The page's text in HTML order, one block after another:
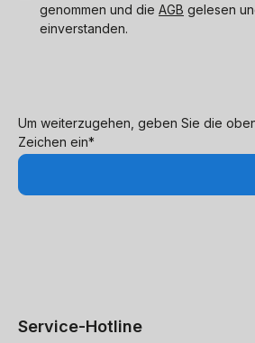
genommen und die AGB gelesen
einverstanden.
Um weiterzugehen, geben Sie die
Zeichen ein*
Service-Hotline